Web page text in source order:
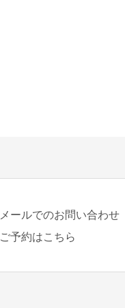
メールでのお問い合わせ
ご予約はこちら